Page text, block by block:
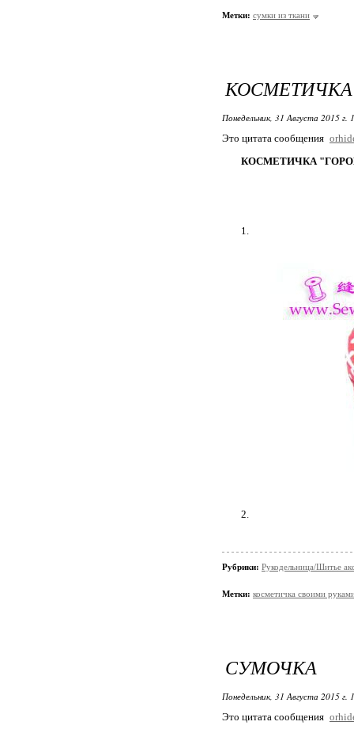
Метки: сумки из ткани
Понедельник, 31 Августа 2015 г.
Это цитата сообщения
КОСМЕТИЧКА
1.
2.
Рубрики: Рукодельница/Шитье
Метки: косметичка своими
СУМОЧКА
Понедельник, 31 Августа 2015 г.
Это цитата сообщения